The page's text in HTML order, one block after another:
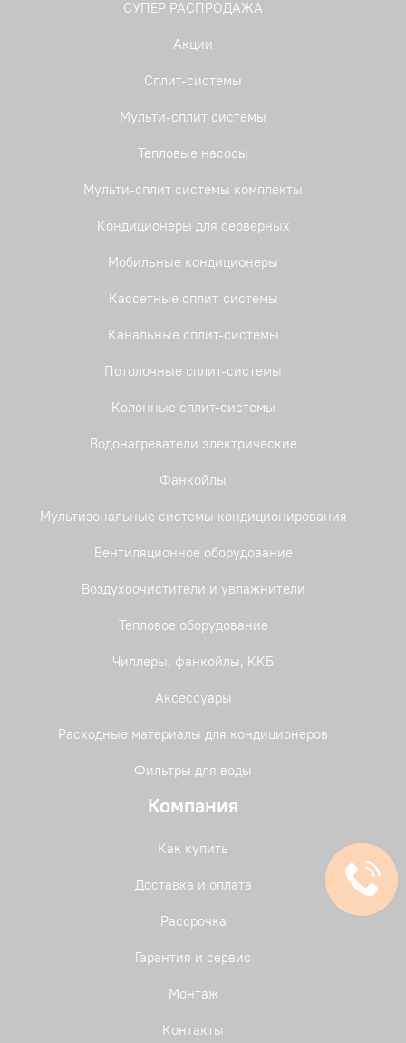
СУПЕР РАСПРОДАЖА
Акции
Сплит-системы
Мульти-сплит системы
Тепловые насосы
Мульти-сплит системы комплекты
Кондиционеры для серверных
Мобильные кондиционеры
Кассетные сплит-системы
Канальные сплит-системы
Потолочные сплит-системы
Колонные сплит-системы
Водонагреватели электрические
Фанкойлы
Мультизональные системы кондиционирования
Вентиляционное оборудование
Воздухоочистители и увлажнители
Тепловое оборудование
Чиллеры, фанкойлы, ККБ
Аксессуары
Расходные материалы для кондиционеров
Фильтры для воды
Компания
Как купить
Доставка и оплата
Рассрочка
Гарантия и сервис
Монтаж
Контакты